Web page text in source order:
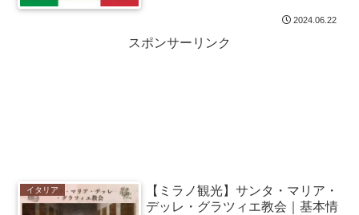
2024.06.22
スポンサーリンク
イタリア
【ミラノ観光】サンタ・マリア・
デッレ・グラツィエ教会｜基本情